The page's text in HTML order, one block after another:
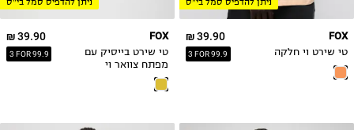
39.90 ₪
3 FOR 99.9
FOX
טי שירט וי חלקה
39.90 ₪
3 FOR 99.9
FOX
טי שירט בייסיק עם
מפתח צוואר וי